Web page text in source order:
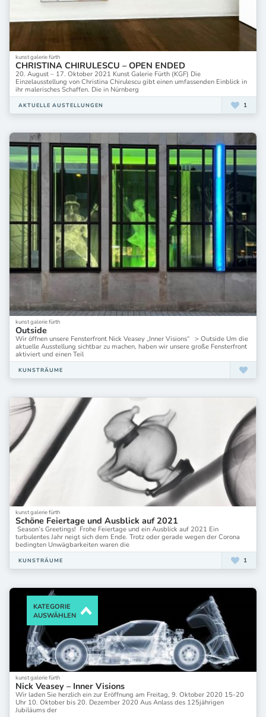
kunst galerie fürth
CHRISTINA CHIRULESCU – OPEN ENDED
20. August – 17. Oktober 2021 Kunst Galerie Fürth (KGF) Die
Einzelausstellung von Christina Chirulescu gibt einen umfassenden Einblick in
ihr malerisches Schaffen. Die in Nürnberg
AKTUELLE AUSTELLUNGEN 1
kunst galerie fürth
Outside
Wir öffnen unsere Fensterfront Nick Veasey „Inner Visions“ > Outside Um die
aktuelle Ausstellung sichtbar zu machen, haben wir unsere große Fensterfront
aktiviert und einen Teil
KUNSTRÄUME
kunst galerie fürth
Schöne Feiertage und Ausblick auf 2021
Season’s Greetings! Frohe Feiertage und ein Ausblick auf 2021 Ein
turbulentes Jahr neigt sich dem Ende. Trotz oder gerade wegen der Corona
bedingten Unwägbarkeiten waren die
KUNSTRÄUME 1
kunst galerie fürth
Nick Veasey – Inner Visions
Wir laden Sie herzlich ein zur Eröffnung am Freitag, 9. Oktober 2020 15-20
Uhr 10. Oktober bis 20. Dezember 2020 Aus Anlass des 125jährigen
Jubiläums der
KATEGORIE
AUSWÄHLEN